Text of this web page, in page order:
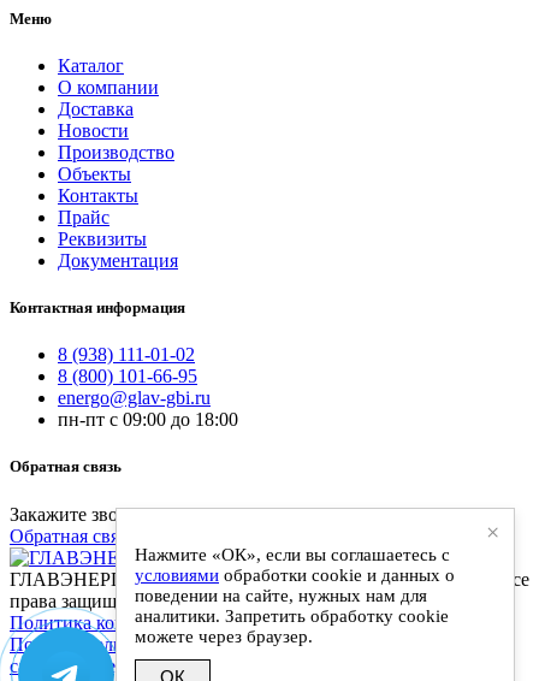
Меню
Каталог
О компании
Доставка
Новости
Производство
Объекты
Контакты
Прайс
Реквизиты
Документация
Контактная информация
8 (938) 111-01-02
8 (800) 101-66-95
energo@glav-gbi.ru
пн-пт с 09:00 до 18:00
Обратная связь
Закажите звонок и наш специалист свяжется с вами
Обратная связь
ГЛАВЭНЕРГО-ЖБИ - поставки железобетонных изделий. Все
права защищены
Политика конфиденциальности|
Пользовательское соглашение|Разработка и сопровождение
сайта: Anykey-It
×
Нажмите «ОК», если вы соглашаетесь с
условиями обработки cookie и данных о
поведении на сайте, нужных нам для
аналитики. Запретить обработку cookie
можете через браузер.
ОК